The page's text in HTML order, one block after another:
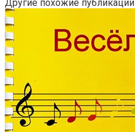
Другие похожие публикации